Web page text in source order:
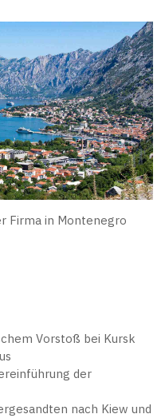
Firma in Montenegro
Vorstoß bei Kursk
der
nach Kiew und